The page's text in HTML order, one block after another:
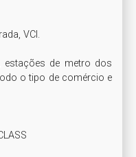
VCI.
de metro dos
o tipo de comércio e